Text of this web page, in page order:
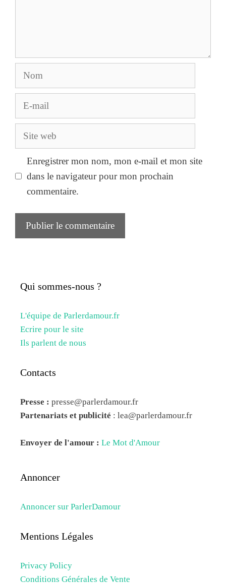
Nom
E-
Site
Enregistrer mon nom, mon e-mail et mon site
dans le navigateur pour mon prochain
commentaire.
Qui sommes-nous ?
L'équipe de Parlerdamour.fr
Ecrire pour le site
Ils parlent de nous
Contacts
Presse : presse@parlerdamour.fr
Partenariats et publicité : lea@parlerdamour.fr
Envoyer de l'amour : Le Mot d'Amour
Annoncer
Annoncer sur ParlerDamour
Mentions Légales
Privacy Policy
Conditions Générales de Vente